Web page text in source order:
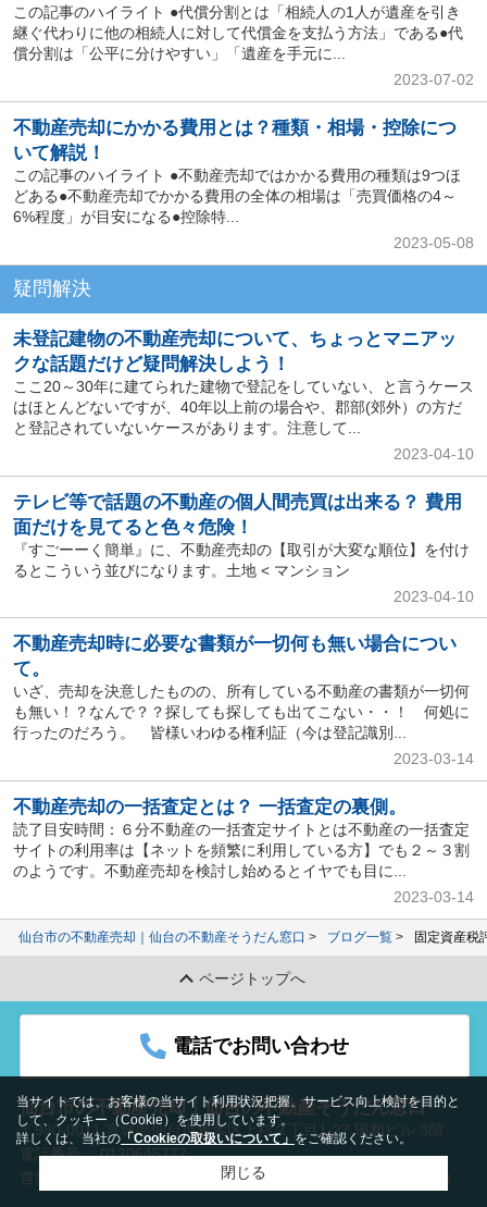
この記事のハイライト ●代償分割とは「相続人の1人が遺産を引き
継ぐ代わりに他の相続人に対して代償金を支払う方法」である●代
償分割は「公平に分けやすい」「遺産を手元に...
2023-07-02
不動産売却にかかる費用とは？種類・相場・控除につ
いて解説！
この記事のハイライト ●不動産売却ではかかる費用の種類は9つほ
どある●不動産売却でかかる費用の全体の相場は「売買価格の4～
6%程度」が目安になる●控除特...
2023-05-08
疑問解決
未登記建物の不動産売却について、ちょっとマニアッ
クな話題だけど疑問解決しよう！
ここ20～30年に建てられた建物で登記をしていない、と言うケース
はほとんどないですが、40年以上前の場合や、郡部(郊外）の方だ
と登記されていないケースがあります。注意して...
2023-04-10
テレビ等で話題の不動産の個人間売買は出来る？ 費用
面だけを見てると色々危険！
『すごーーく簡単』に、不動産売却の【取引が大変な順位】を付け
るとこういう並びになります。土地 < マンション
2023-04-10
不動産売却時に必要な書類が一切何も無い場合につい
て。
いざ、売却を決意したものの、所有している不動産の書類が一切何
も無い！？なんで？？探しても探しても出てこない・・！ 何処に
行ったのだろう。 皆様いわゆる権利証（今は登記識別...
2023-03-14
不動産売却の一括査定とは？ 一括査定の裏側。
読了目安時間：６分不動産の一括査定サイトとは不動産の一括査定
サイトの利用率は【ネットを頻繁に利用している方】でも２～３割
のようです。不動産売却を検討し始めるとイヤでも目に...
2023-03-14
仙台市の不動産売却｜仙台の不動産そうだん窓口 ブログ一覧 固定資産税
ページトップへ
電話でお問い合わせ
仙台市の不動産売却｜仙台の不動産そうだん窓口
〒980-0011 宮城県仙台市青葉区上杉２丁目1-27 陽和ビル 3階
電話番号：0120645777
営業時間：09:30-18:30
定休日：水曜日＆（第1・第3火曜日）
当サイトでは、お客様の当サイト利用状況把握、サービス向上検討を目的と
して、クッキー（Cookie）を使用しています。
詳しくは、当社の「Cookieの取扱いについて」をご確認ください。
閉じる